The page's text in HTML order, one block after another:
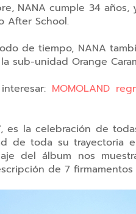
NANA cumple 34
After School.
de tiempo, NANA
sub-unidad Orange
MOMOLAND
es la celebración de
de toda su trayectoria
del álbum nos
de 7